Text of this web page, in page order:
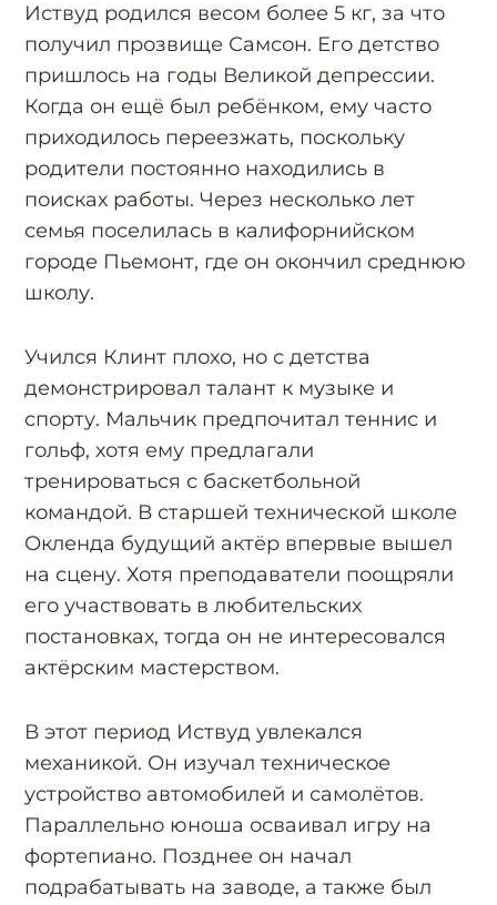
Иствуд родился весом более 5 кг, за что
получил прозвище Самсон. Его детство
пришлось на годы Великой депрессии.
Когда он ещё был ребёнком, ему часто
приходилось переезжать, поскольку
родители постоянно находились в
поисках работы. Через несколько лет
семья поселилась в калифорнийском
городе Пьемонт, где он окончил среднюю
школу.
Учился Клинт плохо, но с детства
демонстрировал талант к музыке и
спорту. Мальчик предпочитал теннис и
гольф, хотя ему предлагали
тренироваться с баскетбольной
командой. В старшей технической школе
Окленда будущий актёр впервые вышел
на сцену. Хотя преподаватели поощряли
его участвовать в любительских
постановках, тогда он не интересовался
актёрским мастерством.
В этот период Иствуд увлекался
механикой. Он изучал техническое
устройство автомобилей и самолётов.
Параллельно юноша осваивал игру на
фортепиано. Позднее он начал
подрабатывать на заводе, а также был